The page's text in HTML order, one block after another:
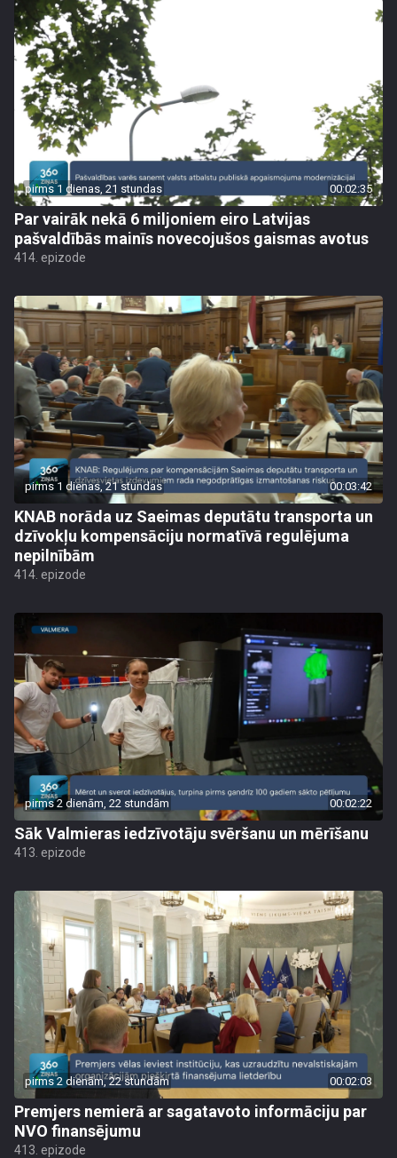
pirms 1 dienas, 21 stundas 00:02:35
Par vairāk nekā 6 miljoniem eiro Latvijas
pašvaldībās mainīs novecojušos gaismas avotus
414. epizode
pirms 1 dienas, 21 stundas 00:03:42
KNAB norāda uz Saeimas deputātu transporta un
dzīvokļu kompensāciju normatīvā regulējuma
nepilnībām
414. epizode
pirms 2 dienām, 22 stundām 00:02:22
Sāk Valmieras iedzīvotāju svēršanu un mērīšanu
413. epizode
pirms 2 dienām, 22 stundām 00:02:03
Premjers nemierā ar sagatavoto informāciju par
NVO finansējumu
413. epizode